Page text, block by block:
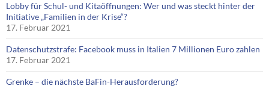
Lobby für Schul- und Kitaöffnungen: Wer und was steckt hinter der
Initiative „Familien in der Krise“?
17. Februar 2021
Datenschutzstrafe: Facebook muss in Italien 7 Millionen Euro zahlen
17. Februar 2021
Grenke – die nächste BaFin-Herausforderung?